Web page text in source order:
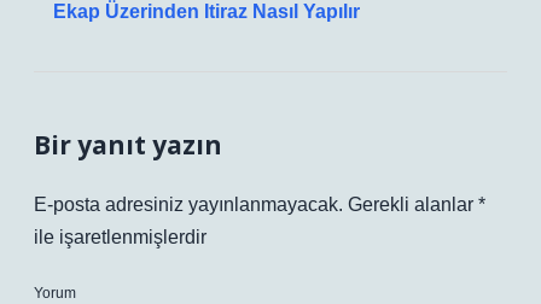
Ekap Üzerinden Itiraz Nasıl Yapılır
Bir yanıt yazın
E-posta adresiniz yayınlanmayacak. Gerekli alanlar *
ile işaretlenmişlerdir
Yorum